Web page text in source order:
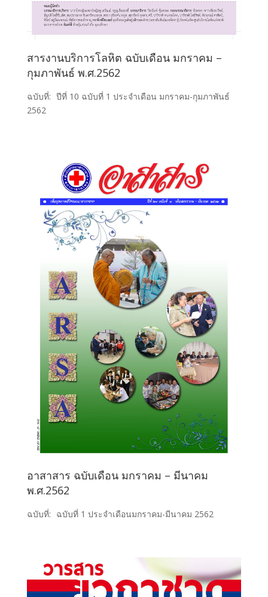
สารงานบริการโลหิต ฉบับเดือน มกราคม –
กุมภาพันธ์ พ.ศ.2562
ฉบับที่: ปีที่ 10 ฉบับที่ 1 ประจำเดือน มกราคม-กุมภาพันธ์
2562
อาสาสาร ฉบับเดือน มกราคม – มีนาคม
พ.ศ.2562
ฉบับที่: ฉบับที่ 1 ประจำเดือนมกราคม-มีนาคม 2562